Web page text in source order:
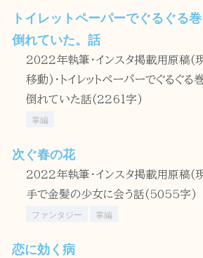
トイレットペーパーでぐるぐる
倒れていた。話
2022年執筆・インスタ掲載用原稿(
移動)・トイレットペーパーでぐるぐ
倒れていた話(2261字)
掌編
次ぐ春の花
2022年執筆・インスタ掲載用原稿(
手で金髪の少女に会う話(5055字)
ファンタジー 掌編
恋に効く病